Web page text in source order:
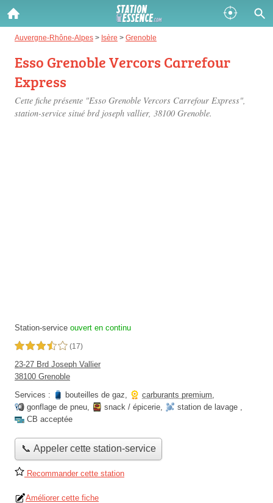
Auvergne-Rhône-Alpes > Isère > Grenoble
Esso Grenoble Vercors Carrefour
Express
Cette fiche présente "Esso Grenoble Vercors Carrefour Express",
station-service situé brd joseph vallier, 38100 Grenoble.
Station-service ouvert en continu
3,5 étoiles sur 5 (17)
23-27 Brd Joseph Vallier
38100 Grenoble
Services :
bouteilles de gaz, carburants premium,
gonflage de pneu, snack / épicerie, station de lavage ,
CB acceptée
📞 Appeler cette station-service
Recommander cette station
Améliorer cette fiche
Gazole :
Disponible Épuisé
SP 98 :
Disponible Épuisé